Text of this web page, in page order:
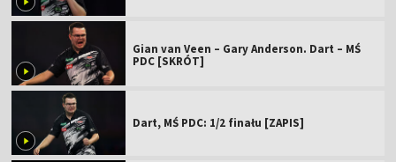
Gian van Veen – Gary Anderson. Dart – MŚ
PDC [SKRÓT]
Dart, MŚ PDC: 1/2 finału [ZAPIS]